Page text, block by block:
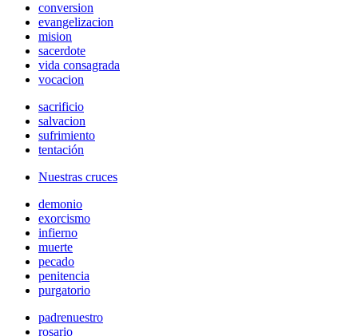
conversion
evangelizacion
mision
sacerdote
vida consagrada
vocacion
sacrificio
salvacion
sufrimiento
tentación
Nuestras cruces
demonio
exorcismo
infierno
muerte
pecado
penitencia
purgatorio
padrenuestro
rosario